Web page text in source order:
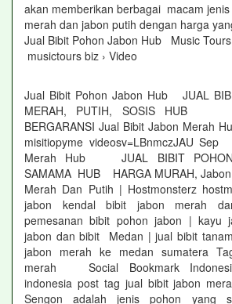
akan memberikan berbagai macam
merah dan jabon putih dengan harga
Jual Bibit Pohon Jabon Hub Music Tours
musictours biz › Video
Jual Bibit Pohon Jabon Hub JUAL
MERAH, PUTIH, SOSIS HUB
BERGARANSI Jual Bibit Jabon Merah
misitiopyme videosv=LBnmczJAU
Merah Hub JUAL BIBIT POHON
SAMAMA HUB HARGA MURAH,
Merah Dan Putih | Hostmonsterz
jabon kendal bibit jabon merah
pemesanan bibit pohon jabon | kayu
jabon dan bibit Medan | jual bibit
jabon merah ke medan sumatera
merah Social Bookmark
indonesia post tag jual bibit jabon
Sengon adalah jenis pohon yang